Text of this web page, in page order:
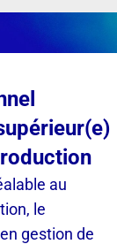
au
le
gestion de